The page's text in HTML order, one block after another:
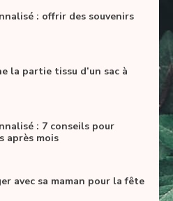
: offrir des souvenirs
la partie tissu d’un sac à
: 7 conseils pour
après mois
avec sa maman pour la fête